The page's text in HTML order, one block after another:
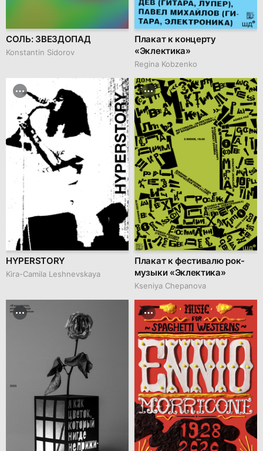
СОЛЬ: ЗВЕЗДОПАД
Konstantin Sidorov
Плакат к концерту
«Эклектика»
Regina Kobzenko
HYPERSTORY
Kira-Camila Leshnevskaya
Плакат к фестивалю рок-
музыки «Эклектика»
Kseniya Chepanova